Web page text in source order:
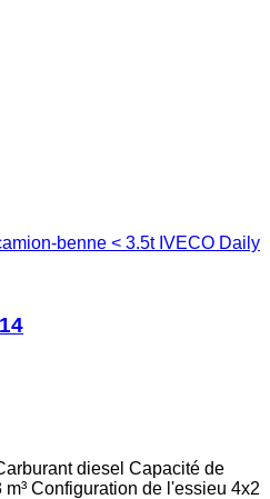
benne < 3.5t IVECO Daily
diesel Capacité de
m³ Configuration de l'essieu 4x2